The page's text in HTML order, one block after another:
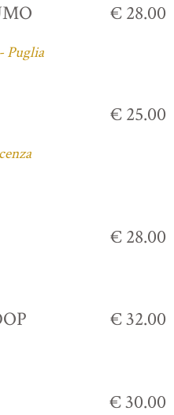
Puglia
€ 28.00
€ 25.00
€ 28.00
€ 32.00
€ 30.00